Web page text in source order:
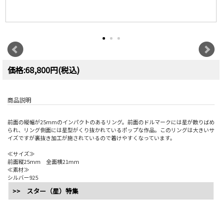
価格:68,800円(税込)
商品説明
前面の縦幅が25mmのインパクトのあるリング。前面のドルマークには星が散りばめ
られ、リング側面には星型がくり抜かれているポップな作品。このリングは大きいサ
イズですが裏抜き加工が施されているので着けやすくなっています。
≪サイズ≫
前面縦25mm 全面横21mm
≪素材≫
シルバー925
>> スター（星）特集